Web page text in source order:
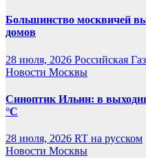
Большинство москвичей
домов
28 июля, 2026 Российская
Новости Москвы
Синоптик Ильин: в
°C
28 июля, 2026 RT на русском
Новости Москвы